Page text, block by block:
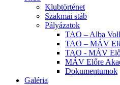
Klubtörténet
Szakmai stáb
Pályázatok
TAO – Alba
TAO – MÁV
TAO - MÁV
MÁV Előre
Dokumentumok
Galéria